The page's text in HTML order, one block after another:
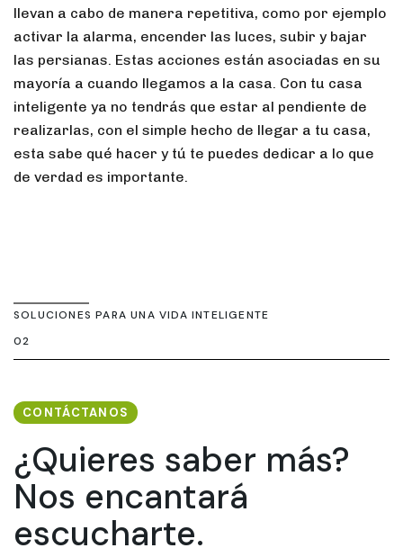
llevan a cabo de manera repetitiva, como por ejemplo
activar la alarma, encender las luces, subir y bajar
las persianas. Estas acciones están asociadas en su
mayoría a cuando llegamos a la casa. Con tu casa
inteligente ya no tendrás que estar al pendiente de
realizarlas, con el simple hecho de llegar a tu casa,
esta sabe qué hacer y tú te puedes dedicar a lo que
de verdad es importante.
SOLUCIONES PARA UNA VIDA INTELIGENTE
02
CONTÁCTANOS
¿Quieres saber más?
Nos encantará
escucharte.